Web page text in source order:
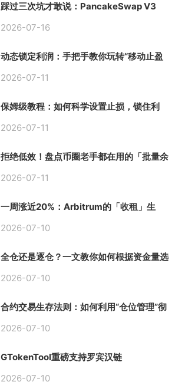
踩过三次坑才敢说：PancakeSwap V3
初始化
2026-07-16
动态锁定利润：手把手教你玩转“移动止盈
2026-07-11
保姆级教程：如何科学设置止损，锁住利
2026-07-11
拒绝低效！盘点币圈老手都在用的「批量余
2026-07-11
一周涨近20%：Arbitrum的「收租」生
2026-07-10
全仓还是逐仓？一文教你如何根据资金量选
2026-07-10
合约交易生存法则：如何利用“仓位管理”彻
2026-07-10
GTokenTool重磅支持罗宾汉链
2026-07-10